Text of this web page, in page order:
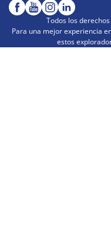
Todos los
Para una mejor experiencia
estos